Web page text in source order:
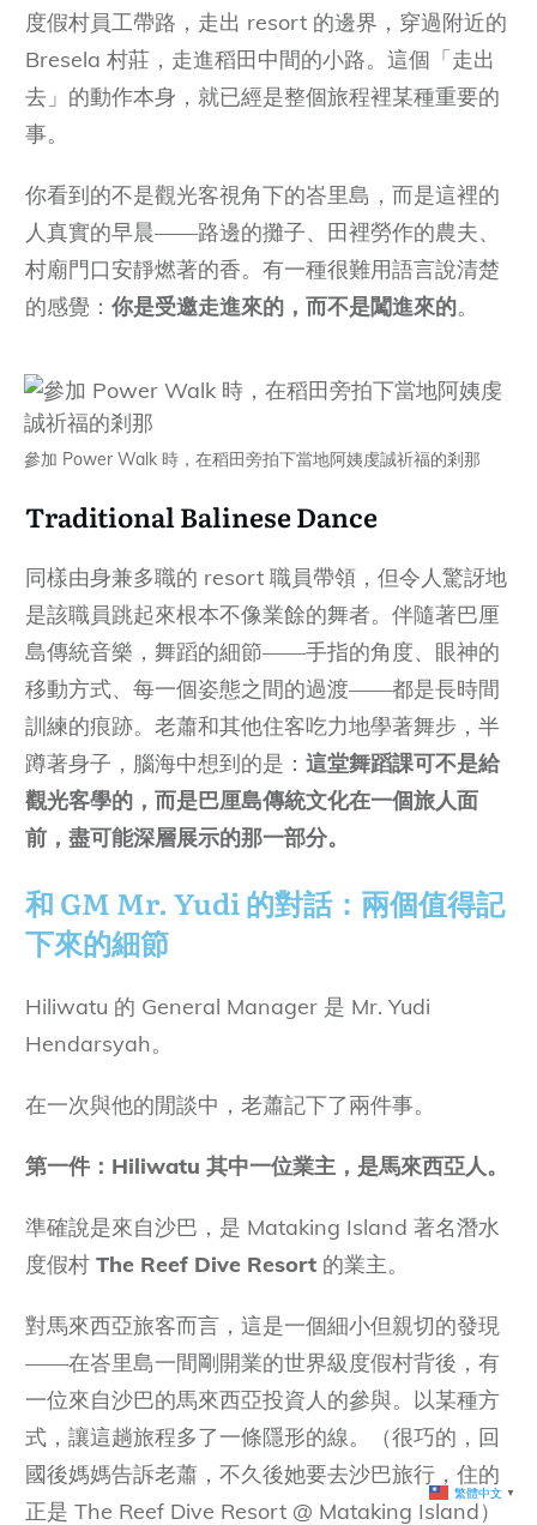
度假村員工帶路，走出 resort 的邊界，穿過附近的
Bresela 村莊，走進稻田中間的小路。這個「走出
去」的動作本身，就已經是整個旅程裡某種重要的
事。
你看到的不是觀光客視角下的峇里島，而是這裡的
人真實的早晨——路邊的攤子、田裡勞作的農夫、
村廟門口安靜燃著的香。有一種很難用語言說清楚
的感覺： 你是受邀走進來的，而不是闖進來的。
參加 Power Walk 時，在稻田旁拍下當地阿姨虔誠祈福的剎那
Traditional Balinese Dance
同樣由身兼多職的 resort 職員帶領，但令人驚訝地
是該職員跳起來根本不像業餘的舞者。伴隨著巴厘
島傳統音樂，舞蹈的細節——手指的角度、眼神的
移動方式、每一個姿態之間的過渡——都是長時間
訓練的痕跡。老蕭和其他住客吃力地學著舞步，半
蹲著身子，腦海中想到的是： 這堂舞蹈課可不是給
觀光客學的，而是巴厘島傳統文化在一個旅人面
前，盡可能深層展示的那一部分。
和 GM Mr. Yudi 的對話：兩個值得記
下來的細節
Hiliwatu 的 General Manager 是 Mr. Yudi
Hendarsyah。
在一次與他的閒談中，老蕭記下了兩件事。
第一件：Hiliwatu 其中一位業主，是馬來西亞人。
準確說是來自沙巴，是 Mataking Island 著名潛水
度假村 The Reef Dive Resort 的業主。
對馬來西亞旅客而言，這是一個細小但親切的發現
——在峇里島一間剛開業的世界級度假村背後，有
一位來自沙巴的馬來西亞投資人的參與。以某種方
式，讓這趟旅程多了一條隱形的線。（很巧的，回
國後媽媽告訴老蕭，不久後她要去沙巴旅行，住的
正是 The Reef Dive Resort @ Mataking Island）
繁體中文 ▼